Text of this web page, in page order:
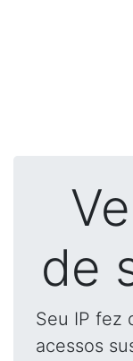
de
Seu IP fez
acessos